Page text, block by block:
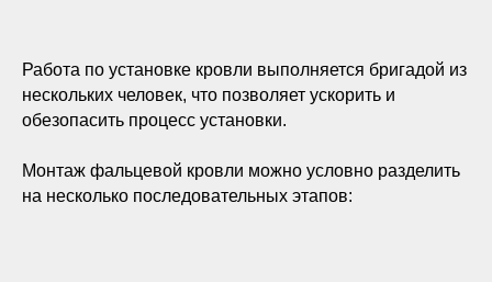
Работа по установке кровли выполняется бригадой из
нескольких человек, что позволяет ускорить и
обезопасить процесс установки.
Монтаж фальцевой кровли можно условно разделить
на несколько последовательных этапов: